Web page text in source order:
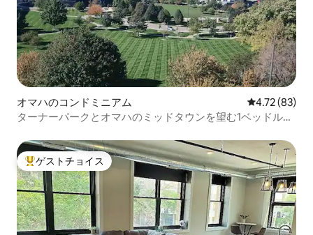
オマハのコンドミニアム レビュー83
4.72 (83)
ターナーパークとオマハのミッドタウンを望む1ベッドルー
大好評のゲストチョイスです。
ゲストチョイス